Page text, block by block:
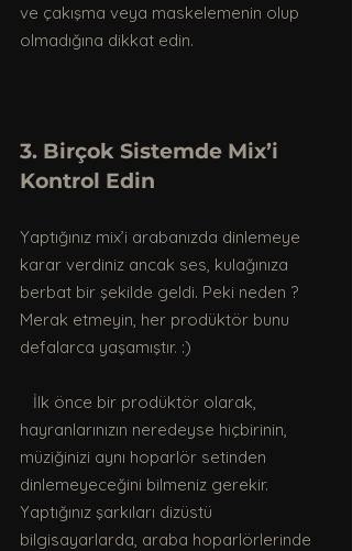
ve çakışma veya maskelemenin olup
olmadığına dikkat edin.
3. Birçok Sistemde Mix’i
Kontrol Edin
Yaptığınız mix’i arabanızda dinlemeye
karar verdiniz ancak ses, kulağınıza
berbat bir şekilde geldi. Peki neden ?
Merak etmeyin, her prodüktör bunu
defalarca yaşamıştır. :)
hayranlarınızın neredeyse hiçbirinin,
müziğinizi aynı hoparlör setinden
dinlemeyeceğini bilmeniz gerekir.
Yaptığınız şarkıları dizüstü
bilgisayarlarda, araba hoparlörlerinde